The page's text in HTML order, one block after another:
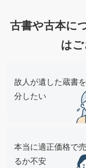
古書や古本に
は
故人が遺した蔵書
分したい
本当に適正価格で
るか不安